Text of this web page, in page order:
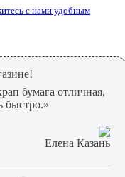
с нами удобным
бумага отличная,
быстро.»
Елена Казань